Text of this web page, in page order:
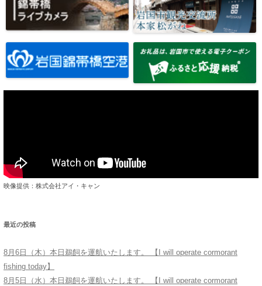
映像提供：株式会社アイ・キャン
最近の投稿
8月6日（木）本日鵜飼を運航いたします。 【I will operate cormorant
fishing today】
8月5日（水）本日鵜飼を運航いたします。 【I will operate cormorant